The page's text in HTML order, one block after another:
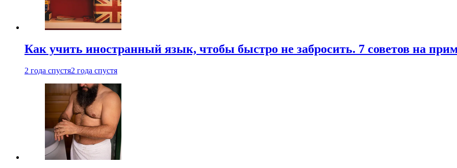
Как учить иностранный язык, чтобы быстро не забросить. 7 советов на
2 года спустя2 года спустя